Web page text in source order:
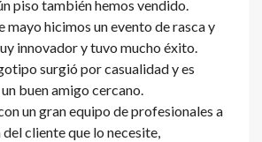
piso también hemos vendido.
mayo hicimos un evento de rasca y
innovador y tuvo mucho éxito.
surgió por casualidad y es
buen amigo cercano.
un gran equipo de profesionales a
cliente que lo necesite,